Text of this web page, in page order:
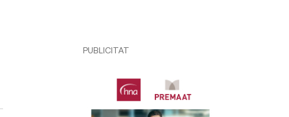
PUBLICITAT